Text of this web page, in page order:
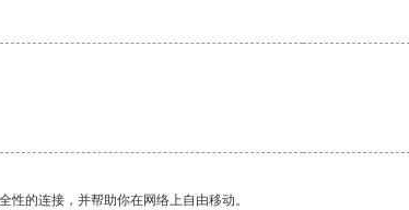
的连接，并帮助你在网络上自由移动。